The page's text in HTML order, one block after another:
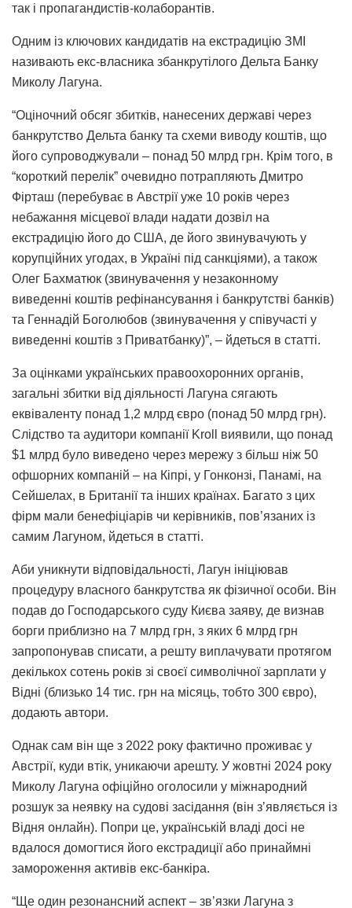
так і пропагандистів-колаборантів.
Одним із ключових кандидатів на екстрадицію ЗМІ
називають екс-власника збанкрутілого Дельта Банку
Миколу Лагуна.
“Оціночний обсяг збитків, нанесених державі через
банкрутство Дельта банку та схеми виводу коштів, що
його супроводжували – понад 50 млрд грн. Крім того, в
“короткий перелік” очевидно потрапляють Дмитро
Фірташ (перебуває в Австрії уже 10 років через
небажання місцевої влади надати дозвіл на
екстрадицію його до США, де його звинувачують у
корупційних угодах, в Україні під санкціями), а також
Олег Бахматюк (звинувачення у незаконному
виведенні коштів рефінансування і банкрутстві банків)
та Геннадій Боголюбов (звинувачення у співучасті у
виведенні коштів з Приватбанку)”, – йдеться в статті.
За оцінками українських правоохоронних органів,
загальні збитки від діяльності Лагуна сягають
еквіваленту понад 1,2 млрд євро (понад 50 млрд грн).
Слідство та аудитори компанії Kroll виявили, що понад
$1 млрд було виведено через мережу з більш ніж 50
офшорних компаній – на Кіпрі, у Гонконзі, Панамі, на
Сейшелах, в Британії та інших країнах. Багато з цих
фірм мали бенефіціарів чи керівників, пов’язаних із
самим Лагуном, йдеться в статті.
Аби уникнути відповідальності, Лагун ініціював
процедуру власного банкрутства як фізичної особи. Він
подав до Господарського суду Києва заяву, де визнав
борги приблизно на 7 млрд грн, з яких 6 млрд грн
запропонував списати, а решту виплачувати протягом
декількох сотень років зі своєї символічної зарплати у
Відні (близько 14 тис. грн на місяць, тобто 300 євро),
додають автори.
Однак сам він ще з 2022 року фактично проживає у
Австрії, куди втік, уникаючи арешту. У жовтні 2024 року
Миколу Лагуна офіційно оголосили у міжнародний
розшук за неявку на судові засідання (він зʼявляється із
Відня онлайн). Попри це, українській владі досі не
вдалося домогтися його екстрадиції або принаймні
замороження активів екс-банкіра.
“Ще один резонансний аспект – зв’язки Лагуна з